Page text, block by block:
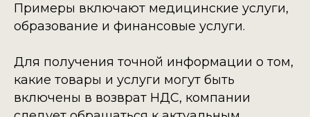
Примеры включают медицинские услуги,
образование и финансовые услуги.
Для получения точной информации о том,
какие товары и услуги могут быть
включены в возврат НДС, компании